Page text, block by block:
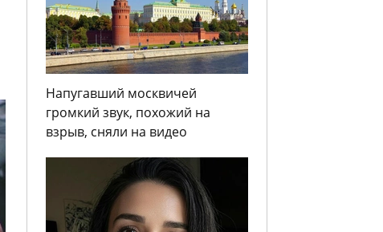
Напугавший москвичей
громкий звук, похожий на
взрыв, сняли на видео